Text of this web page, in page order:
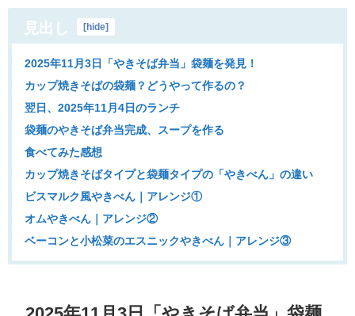
見出し [hide]
2025年11月3日「やきそば弁当」袋麺を発見！
カップ焼きそばの袋麺？どうやって作るの？
翌日、2025年11月4日のランチ
袋麺のやきそば弁当完成、スープを作る
食べてみた感想
カップ焼きそばタイプと袋麺タイプの「やきべん」の違い
ビスマルク風やきべん｜アレンジ①
オムやきべん｜アレンジ②
ベーコンと小松菜のエスニックやきべん｜アレンジ③